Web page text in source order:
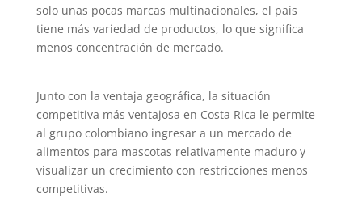
solo unas pocas marcas multinacionales, el país
tiene más variedad de productos, lo que significa
menos concentración de mercado.
Junto con la ventaja geográfica, la situación
competitiva más ventajosa en Costa Rica le permite
al grupo colombiano ingresar a un mercado de
alimentos para mascotas relativamente maduro y
visualizar un crecimiento con restricciones menos
competitivas.